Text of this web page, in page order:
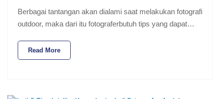
Berbagai tantangan akan dialami saat melakukan fotografi
outdoor, maka dari itu fotograferbutuh tips yang dapat…
Read More